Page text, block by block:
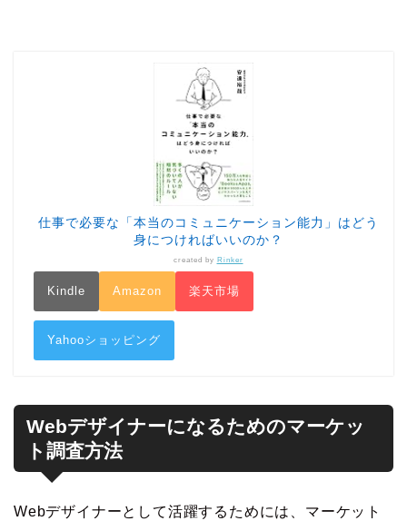
仕事で必要な「本当のコミュニケーション能力」はどう
身につければいいのか？
created by Rinker
Kindle Amazon 楽天市場
Yahooショッピング
Webデザイナーになるためのマーケッ
ト調査方法
Webデザイナーとして活躍するためには、マーケット